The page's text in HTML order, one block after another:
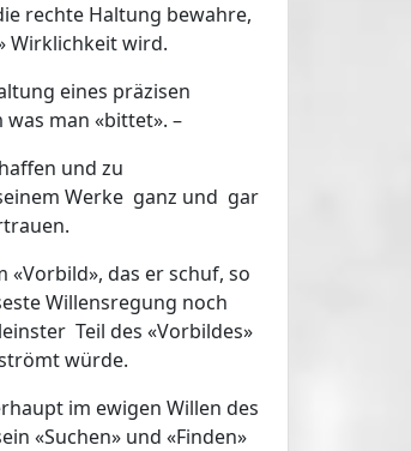
rechte Haltung bewahre,
Wirklichkeit wird.
eines präzisen
man «bittet». –
und zu
Werke ganz und gar
«Vorbild», das er schuf, so
Willensregung noch
Teil des «Vorbildes»
würde.
im ewigen Willen des
«Suchen» und «Finden»